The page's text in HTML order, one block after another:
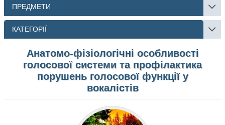
ПОШУК
ПРЕДМЕТИ
КАТЕГОРІЇ
Анатомо-фізіологічні особливості
голосової системи та профілактика
порушень голосової функції у
вокалістів